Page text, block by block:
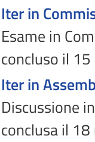
Iter in
Esame in
concluso il
Iter in
Discussione
conclusa il